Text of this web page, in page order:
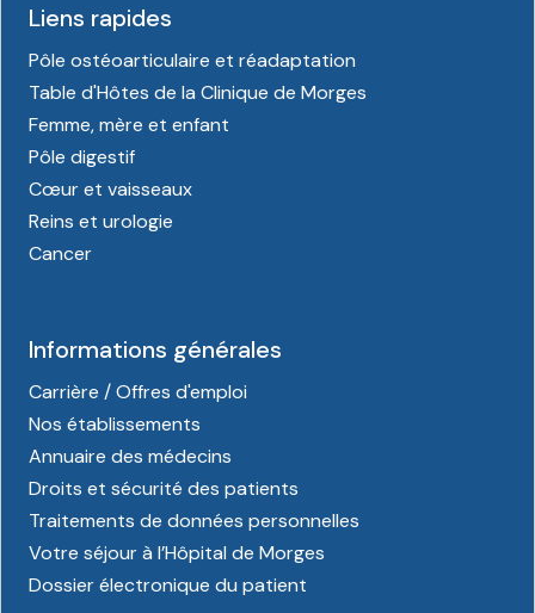
Liens rapides
Pôle ostéoarticulaire et réadaptation
Table d'Hôtes de la Clinique de Morges
Femme, mère et enfant
Pôle digestif
Cœur et vaisseaux
Reins et urologie
Cancer
Informations générales
Carrière / Offres d'emploi
Nos établissements
Annuaire des médecins
Droits et sécurité des patients
Traitements de données personnelles
Votre séjour à l’Hôpital de Morges
Dossier électronique du patient